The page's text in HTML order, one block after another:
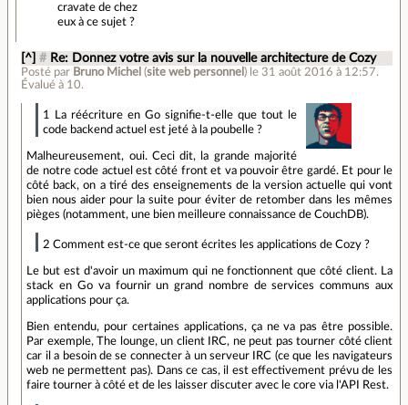
cravate de chez
eux à ce sujet ?
[^] # Re: Donnez votre avis sur la nouvelle architecture de Cozy
Posté par Bruno Michel (site web personnel ) le 31 août 2016 à 12:57.
Évalué à 10.
1 La réécriture en Go signifie-t-elle que tout le
code backend actuel est jeté à la poubelle ?
Malheureusement, oui. Ceci dit, la grande majorité
de notre code actuel est côté front et va pouvoir être gardé. Et pour le
côté back, on a tiré des enseignements de la version actuelle qui vont
bien nous aider pour la suite pour éviter de retomber dans les mêmes
pièges (notamment, une bien meilleure connaissance de CouchDB).
2 Comment est-ce que seront écrites les applications de Cozy ?
Le but est d'avoir un maximum qui ne fonctionnent que côté client. La
stack en Go va fournir un grand nombre de services communs aux
applications pour ça.
Bien entendu, pour certaines applications, ça ne va pas être possible.
Par exemple, The lounge, un client IRC, ne peut pas tourner côté client
car il a besoin de se connecter à un serveur IRC (ce que les navigateurs
web ne permettent pas). Dans ce cas, il est effectivement prévu de les
faire tourner à côté et de les laisser discuter avec le core via l'API Rest.